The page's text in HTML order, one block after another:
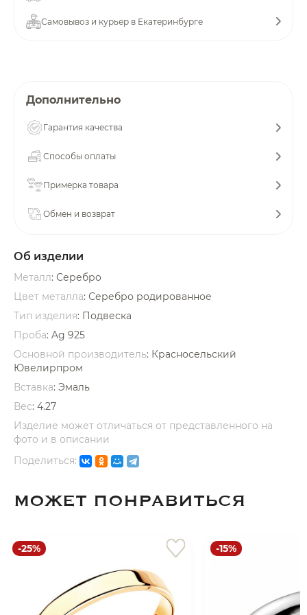
Самовывоз и курьер в Екатеринбурге
Дополнительно
Гарантия качества
Способы оплаты
Примерка товара
Обмен и возврат
Об изделии
Металл: Серебро
Цвет металла: Серебро родированное
Тип изделия: Подвеска
Проба: Ag 925
Основной производитель: Красносельский
Ювелирпром
Вставка: Эмаль
Вес: 4.27
Изделие может отличаться от представленного на
фото и в описании
Поделиться:
МОЖЕТ ПОНРАВИТЬСЯ
-25% -15%
об оплате Плайтом
недели
8 800 302-02-51